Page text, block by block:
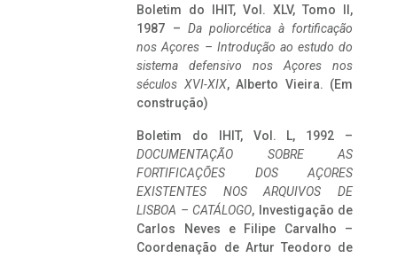
Boletim do IHIT, Vol. XLV, Tomo II,
1987 – Da poliorcética à fortificação
nos Açores – Introdução ao estudo do
sistema defensivo nos Açores nos
séculos XVI-XIX, Alberto Vieira. (Em
construção)
Boletim do IHIT, Vol. L, 1992 –
DOCUMENTAÇÃO SOBRE AS
FORTIFICAÇÕES DOS AÇORES
EXISTENTES NOS ARQUIVOS DE
LISBOA – CATÁLOGO, Investigação de
Carlos Neves e Filipe Carvalho –
Coordenação de Artur Teodoro de